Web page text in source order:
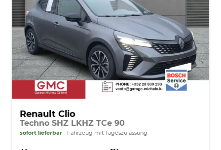
Renault Clio
Techno SHZ LKHZ TCe 90
sofort lieferbar Fahrzeug mit Tageszulassung